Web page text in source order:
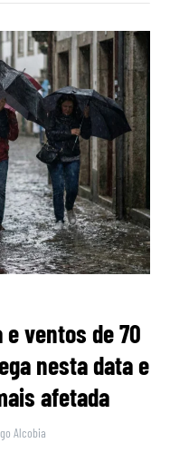
ventos de 70
nesta data e
afetada
Alcobia